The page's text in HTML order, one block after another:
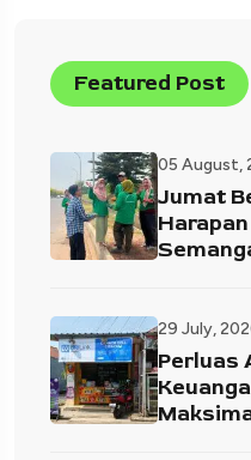
Featured Post
05 August,
Jumat
29 July,
Perluas